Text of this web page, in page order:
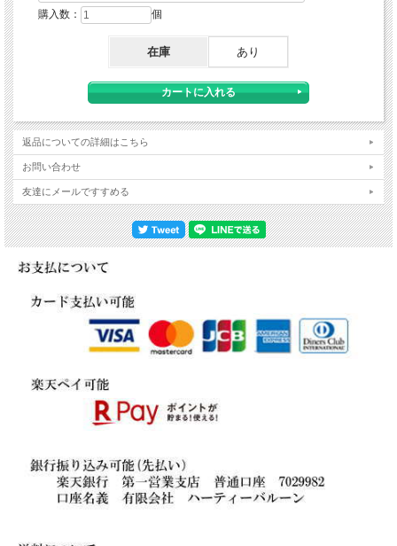
購入数： 個
在庫 あり
返品についての詳細はこちら
お問い合わせ
友達にメールですすめる